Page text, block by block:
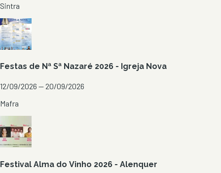
Sintra
Festas de Nª Sª Nazaré 2026 - Igreja Nova
12/09/2026 — 20/09/2026
Mafra
Festival Alma do Vinho 2026 - Alenquer